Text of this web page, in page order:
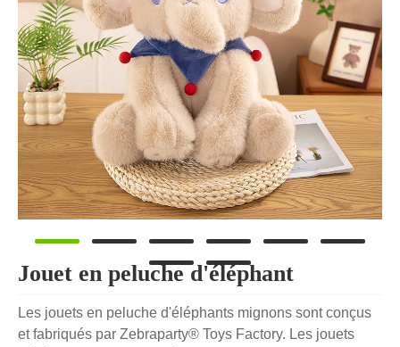
Jouet en peluche d'éléphant
Les jouets en peluche d'éléphants mignons sont conçus
et fabriqués par Zebraparty® Toys Factory. Les jouets